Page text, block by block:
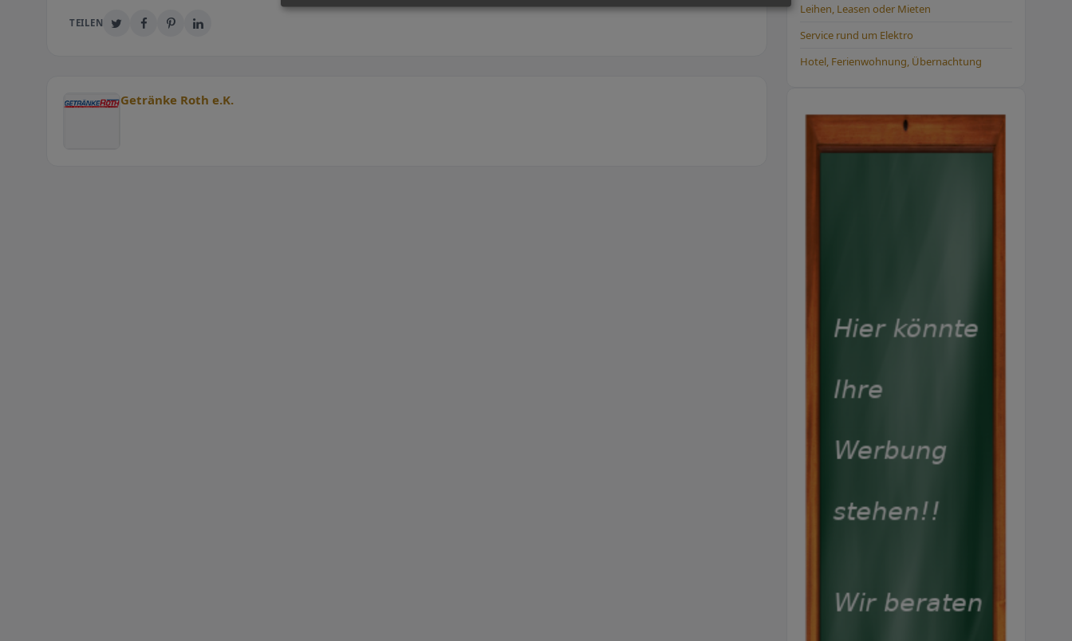
TEILEN
Getränke Roth e.K.
Leihen, Leasen oder Mieten
Service rund um Elektro
Hotel, Ferienwohnung, Übernachtung